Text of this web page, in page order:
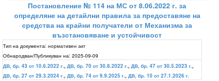
Постановление № 114 на МС от 8.06.2022 г. за
определяне на детайлни правила за предоставяне на
средства на крайни получатели от Механизма за
възстановяване и устойчивост
Тип на документа: нормативен акт
Обнародван/Публикуван на: 2025-09-09
ДВ, бр. 43 от 10.6.2022 г., ДВ, бр. 70 от 30.8.2022 г., ДВ, бр. 47 от 30.5.2023 г.,
ДВ, бр. 27 от 29.3.2024 г., ДВ, бр. 74 от 9.9.2025 г., ДВ, бр. 10 от 27.1.2026 г.